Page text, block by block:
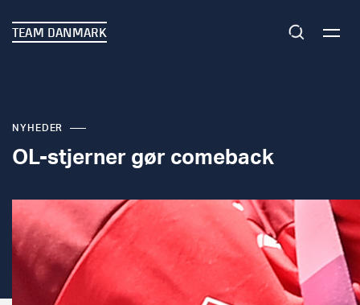
TEAM DANMARK
NYHEDER
OL-stjerner gør comeback